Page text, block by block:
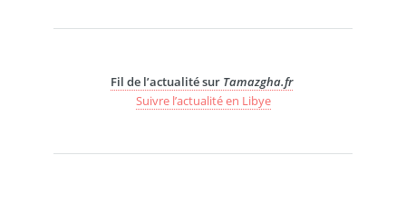
Fil de l’actualité sur Tamazgha.fr
Suivre l’actualité en Libye